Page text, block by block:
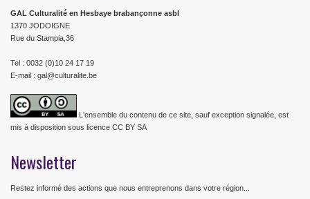
GAL Culturalité en Hesbaye brabançonne asbl
1370 JODOIGNE
Rue du Stampia,36
Tel : 0032 (0)10 24 17 19
E-mail : gal@culturalite.be
L'ensemble du contenu de ce site, sauf exception signalée, est
mis à disposition sous licence CC BY SA
Newsletter
Restez informé des actions que nous entreprenons dans votre région...